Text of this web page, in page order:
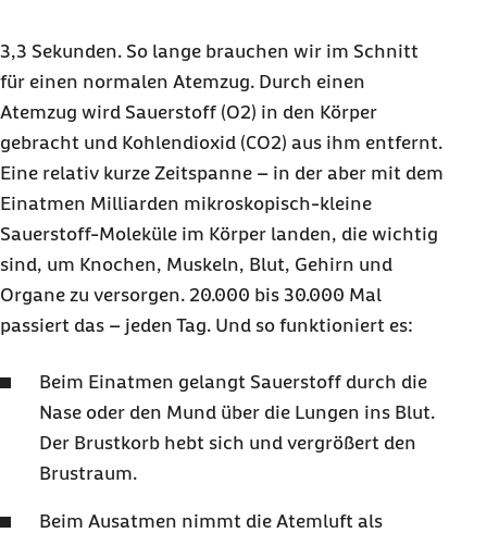
3,3 Sekunden. So lange brauchen wir im Schnitt
für einen normalen Atemzug. Durch einen
Atemzug wird Sauerstoff (O2) in den Körper
gebracht und Kohlendioxid (CO2) aus ihm entfernt.
Eine relativ kurze Zeitspanne – in der aber mit dem
Einatmen Milliarden mikroskopisch-kleine
Sauerstoff-Moleküle im Körper landen, die wichtig
sind, um Knochen, Muskeln, Blut, Gehirn und
Organe zu versorgen. 20.000 bis 30.000 Mal
passiert das – jeden Tag. Und so funktioniert es:
Beim Einatmen gelangt Sauerstoff durch die
Nase oder den Mund über die Lungen ins Blut.
Der Brustkorb hebt sich und vergrößert den
Brustraum.
Beim Ausatmen nimmt die Atemluft als